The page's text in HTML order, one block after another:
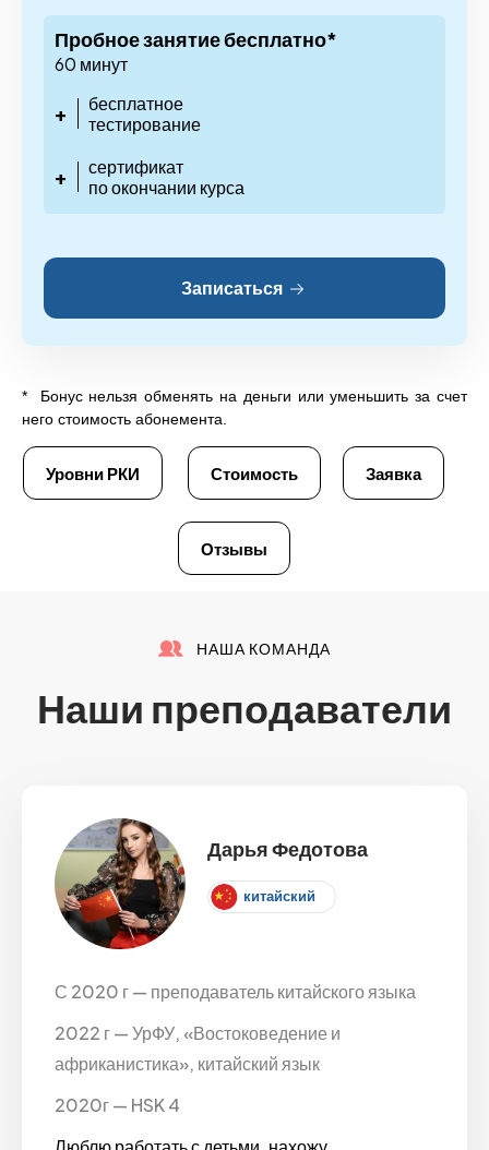
Пробное занятие бесплатно*
60 минут
+
бесплатное
тестирование
+
сертификат
по окончании курса
Записаться
* Бонус нельзя обменять на деньги или уменьшить за счет
него стоимость абонемента.
Уровни РКИ Стоимость Заявка
Отзывы
НАША КОМАНДА
Наши преподаватели
Дарья Федотова
китайский
С 2020 г — преподаватель китайского языка
2022 г — УрФУ, «Востоковедение и
африканистика», китайский язык
2020г — HSK 4